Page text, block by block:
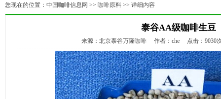
您现在的位置： 中国咖啡信息网 >> 咖啡原料 >> 详细内容
泰谷AA级咖啡生豆
来源：北京泰谷万隆咖啡 作者：che 点击：9030